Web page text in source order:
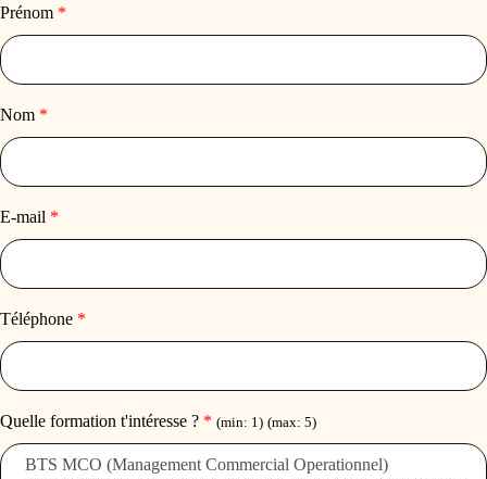
Prénom *
Nom *
E-mail *
Téléphone *
Quelle formation t'intéresse ? * (min: 1) (max: 5)